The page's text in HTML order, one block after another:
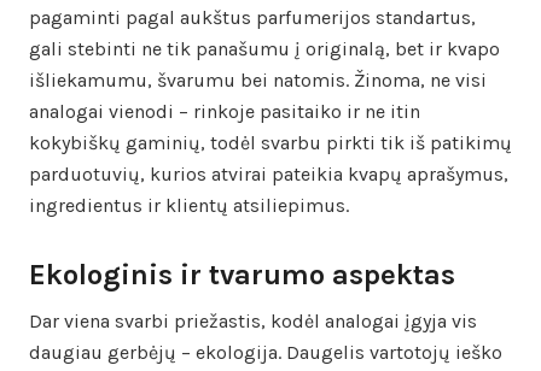
pagaminti pagal aukštus parfumerijos standartus,
gali stebinti ne tik panašumu į originalą, bet ir kvapo
išliekamumu, švarumu bei natomis. Žinoma, ne visi
analogai vienodi – rinkoje pasitaiko ir ne itin
kokybiškų gaminių, todėl svarbu pirkti tik iš patikimų
parduotuvių, kurios atvirai pateikia kvapų aprašymus,
ingredientus ir klientų atsiliepimus.
Ekologinis ir tvarumo aspektas
Dar viena svarbi priežastis, kodėl analogai įgyja vis
daugiau gerbėjų – ekologija. Daugelis vartotojų ieško